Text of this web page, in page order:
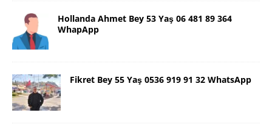
Hollanda Ahmet Bey 53 Yaş 06 481 89 364
WhapApp
Fikret Bey 55 Yaş 0536 919 91 32 WhatsApp